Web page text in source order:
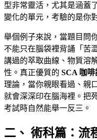
型非常靈活，尤其是涵蓋
變化的單元，考驗的是你
舉個例子來說，當題目問
不能只在腦袋裡背誦「苦
講過的萃取曲線、物質溶
性。真正優質的 SCA 咖啡
理論，當你親眼看過、親
就會深深印在腦海裡。把
考試時自然能舉一反三。
二、 術科篇：流